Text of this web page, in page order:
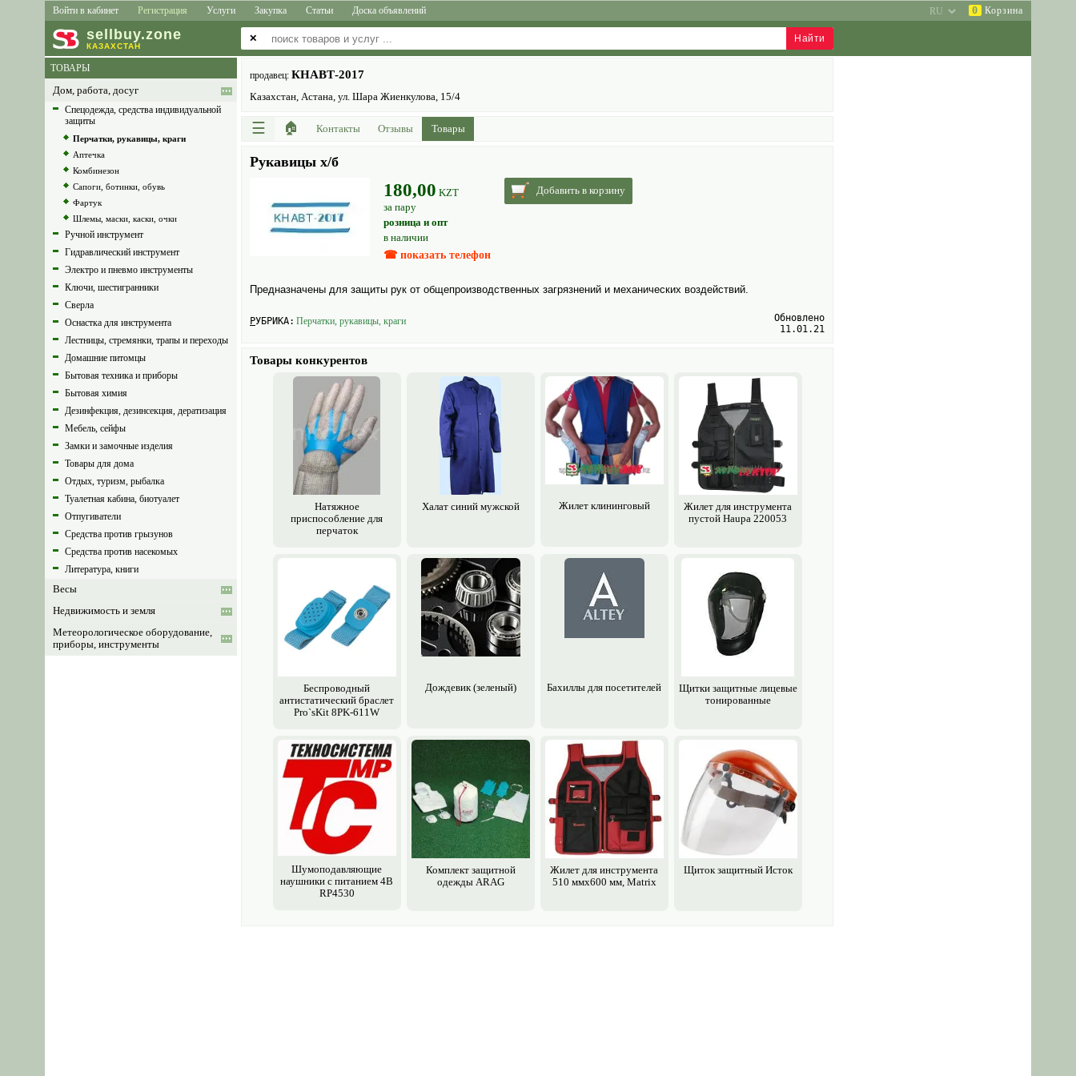
Войти в кабинет Регистрация Услуги Закупка Статьи Доска объявлений 0 Корзина
sell buy.zone
КАЗАХСТАН
✕
ТОВАРЫ
Дом, работа, досуг
Спецодежда, средства индивидуальной
защиты
Перчатки, рукавицы, краги
Аптечка
Комбинезон
Сапоги, ботинки, обувь
Фартук
Шлемы, маски, каски, очки
Ручной инструмент
Гидравлический инструмент
Электро и пневмо инструменты
Ключи, шестигранники
Сверла
Оснастка для инструмента
Лестницы, стремянки, трапы и переходы
Домашние питомцы
Бытовая техника и приборы
Бытовая химия
Дезинфекция, дезинсекция, дератизация
Мебель, сейфы
Замки и замочные изделия
Товары для дома
Отдых, туризм, рыбалка
Туалетная кабина, биотуалет
Отпугиватели
Средства против грызунов
Средства против насекомых
Литература, книги
Весы
Недвижимость и земля
Метеорологическое оборудование,
приборы, инструменты
продавец: КНАВТ-2017
Казахстан, Астана, ул. Шара Жиенкулова, 15/4
☰ 🏠 Контакты Отзывы Товары
Рукавицы х/б
180,00 KZT
за пару
розница и опт
в наличии
☎ показать телефон
Добавить в корзину
Предназна­чены для защиты рук от общепроизводственных загрязнений и механических воздействий.
РУБРИКА: Перчатки, рукавицы, краги
Обновлено
11.01.21
Товары конкурентов
Натяжное
приспособление для
перчаток
Халат синий мужской Жилет клининговый
Жилет для инструмента
пустой Haupa 220053
Беспроводный
антистатический браслет
Pro`sKit 8PK-611W
Дождевик (зеленый) Бахиллы для посетителей
Щитки защитные лицевые
тонированные
Шумоподавляющие
наушники с питанием 4В
RP4530
Комплект защитной
одежды ARAG
Жилет для инструмента
510 ммх600 мм, Matrix
Щиток защитный Исток